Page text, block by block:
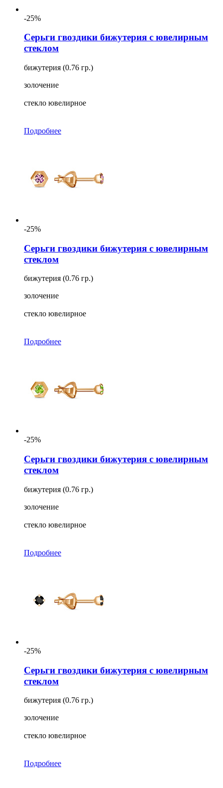
-25%
Серьги гвоздики бижутерия с ювелирным
стеклом
бижутерия (0.76 гр.)
золочение
стекло ювелирное
Подробнее
-25%
Серьги гвоздики бижутерия с ювелирным
стеклом
бижутерия (0.76 гр.)
золочение
стекло ювелирное
Подробнее
-25%
Серьги гвоздики бижутерия с ювелирным
стеклом
бижутерия (0.76 гр.)
золочение
стекло ювелирное
Подробнее
-25%
Серьги гвоздики бижутерия с ювелирным
стеклом
бижутерия (0.76 гр.)
золочение
стекло ювелирное
Подробнее